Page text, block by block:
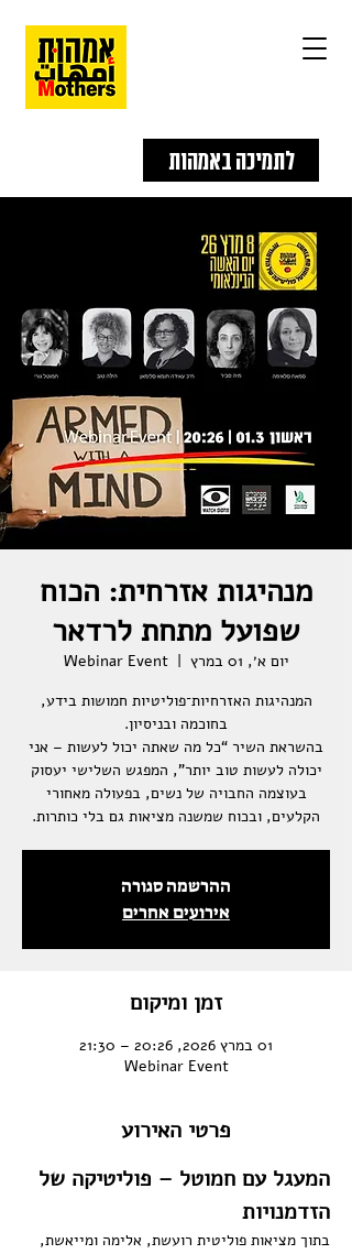
לתמיכה באמהות
מנהיגות אזרחית: הכוח
שפועל מתחת לרדאר
יום א׳, 01 במרץ
  |
Webinar Event
המנהיגות האזרחיות־פוליטיות חמושות בידע,
בהשראת השיר “כל מה שאתה יכול לעשות – אני
יכולה לעשות טוב יותר”, המפגש השלישי יעסוק
בעוצמה החבויה של נשים, בפעולה מאחורי
הקלעים, ובכוח שמשנה מציאות גם בלי כותרות.
ההרשמה סגורה
אירועים אחרים
זמן ומיקום
01 במרץ 2026, 20:26 – 21:30
Webinar Event
פרטי האירוע
המעגל עם חמוטל – פוליטיקה של
הזדמנויות
בתוך מציאות פוליטית רועשת, אלימה ומייאשת,